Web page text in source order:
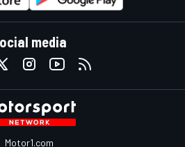
media
Motor1.com